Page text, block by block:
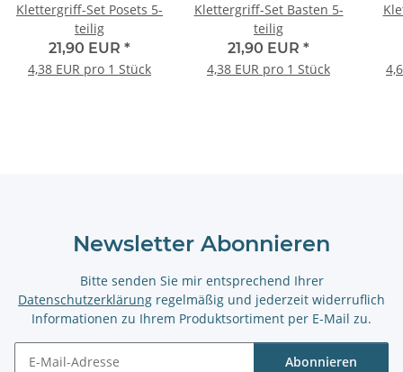
Klettergriff-Set Posets 5-
teilig
21,90 EUR *
4,38 EUR pro 1 Stück
Klettergriff-Set Basten 5-
teilig
21,90 EUR *
4,38 EUR pro 1 Stück
Newsletter Abonnieren
Bitte senden Sie mir entsprechend Ihrer
Datenschutzerklärung regelmäßig und jederzeit widerruflich
Informationen zu Ihrem Produktsortiment per E-Mail zu.
Abonnieren